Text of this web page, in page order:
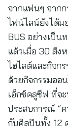
จากแฟนๆ จาก
ไฟน์ไลน์ยังได้ม
BUS อย่างเป็น
แล้วเมื่อ 30 สิง
ไฮไลต์และกิจก
ด้วยกิจกรรมออ
เอ็กซ์คลูซีฟ ที่จ
ประสบการณ์ “
กับศิลปินทั้ง 12